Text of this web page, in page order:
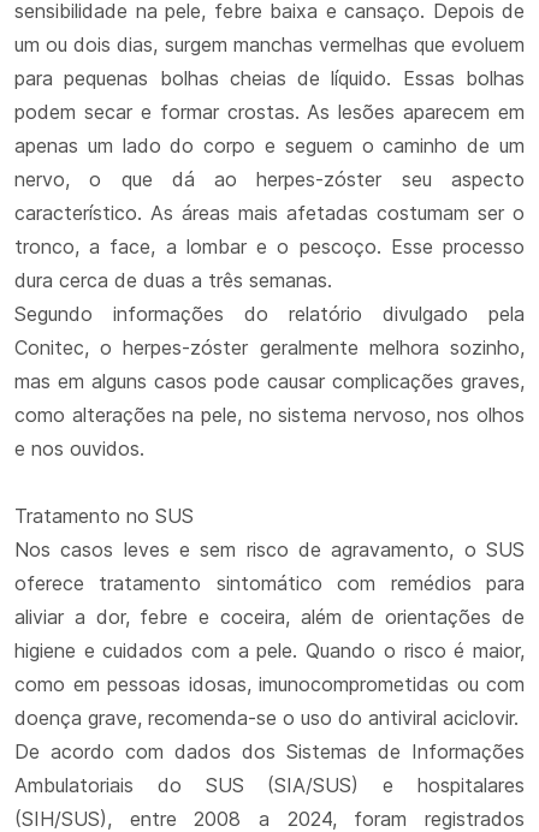
sensibilidade na pele, febre baixa e cansaço. Depois de
um ou dois dias, surgem manchas vermelhas que evoluem
para pequenas bolhas cheias de líquido. Essas bolhas
podem secar e formar crostas. As lesões aparecem em
apenas um lado do corpo e seguem o caminho de um
nervo, o que dá ao herpes-zóster seu aspecto
característico. As áreas mais afetadas costumam ser o
tronco, a face, a lombar e o pescoço. Esse processo
dura cerca de duas a três semanas.
Segundo informações do relatório divulgado pela
Conitec, o herpes-zóster geralmente melhora sozinho,
mas em alguns casos pode causar complicações graves,
como alterações na pele, no sistema nervoso, nos olhos
e nos ouvidos.
Tratamento no SUS
Nos casos leves e sem risco de agravamento, o SUS
oferece tratamento sintomático com remédios para
aliviar a dor, febre e coceira, além de orientações de
higiene e cuidados com a pele. Quando o risco é maior,
como em pessoas idosas, imunocomprometidas ou com
doença grave, recomenda-se o uso do antiviral aciclovir.
De acordo com dados dos Sistemas de Informações
Ambulatoriais do SUS (SIA/SUS) e hospitalares
(SIH/SUS), entre 2008 a 2024, foram registrados